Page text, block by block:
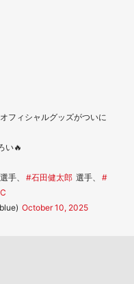
フィシャルグッズがついに
い🔥
選手、 #石田健太郎 選手、
#
October 10, 2025